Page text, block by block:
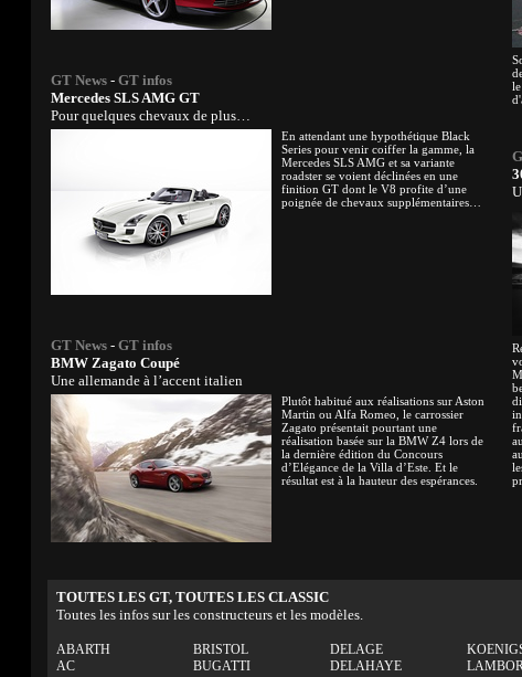
GT News - GT infos
Mercedes SLS AMG GT
Pour quelques chevaux de plus…
En attendant une hypothétique Black
Series pour venir coiffer la gamme, la
Mercedes SLS AMG et sa variante
roadster se voient déclinées en une
finition GT dont le V8 profite d’une
poignée de chevaux supplémentaires…
GT News - GT infos
BMW Zagato Coupé
Une allemande à l’accent italien
Plutôt habitué aux réalisations sur Aston
Martin ou Alfa Romeo, le carrossier
Zagato présentait pourtant une
réalisation basée sur la BMW Z4 lors de
la dernière édition du Concours
d’Elégance de la Villa d’Este. Et le
résultat est à la hauteur des espérances.
TOUTES LES GT, TOUTES LES CLASSIC
Toutes les infos sur les constructeurs et les modèles.
ABARTH
AC
BRISTOL
BUGATTI
DELAGE
DELAHAYE